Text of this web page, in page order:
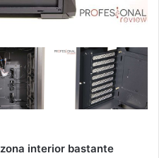
zona interior bastante